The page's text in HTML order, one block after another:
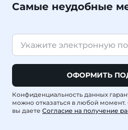
Самые неудобные
ОФОРМИТЬ
Конфиденциальность данных
можно отказаться в любой
вы даете Согласие на получение